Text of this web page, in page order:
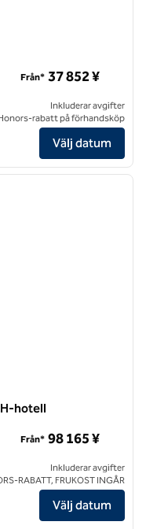
Från* 37 852 ¥
Inkluderar avgifter
rabatt på förhandsköp
Välj datum
1/12
nästa
hotell
an SLH Hotel
Från* 98 165 ¥
Inkluderar avgifter
RABATT, FRUKOST INGÅR
Välj datum